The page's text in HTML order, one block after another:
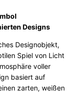
Designs
Designobjekt,
Spiel von Licht
voller
basiert auf
zarten, weißen